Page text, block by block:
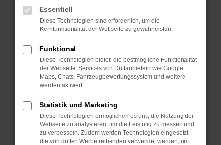
Laden andere Webseiten, zum Beispiel
deine Suchmaschine?
Manche Erweiterungen, wie Werbeblocker,
können das Laden bestimmter Seiten
verhindern. Funktioniert die Seite in einem
anderen Browser oder in einem privaten
Starte dein Gerät neu.
Das kann manchmal helfen,
vorübergehende Probleme zu beheben.
Essentiell
Diese Technologien sind erforderlich, um die
Kernfunktionalität der Webseite zu gewährleisten.
Funktional
Diese Technologien bieten die bestmögliche Funktionalität
der Webseite. Services von Drittanbietern wie Google
Maps, Chats, Fahrzeugbewertungssystem und weitere
werden aktiviert.
Statistik und Marketing
Diese Technologien ermöglichen es uns, die Nutzung der
Webseite zu analysieren, um die Leistung zu messen und
zu verbessern. Zudem werden Technologien eingesetzt,
die von dritten Werbetreibenden verwendet werden, um